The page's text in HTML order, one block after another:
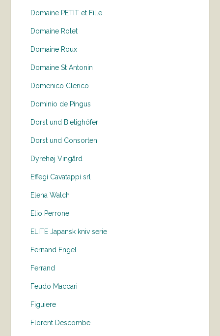
Domaine PETIT et Fille
Domaine Rolet
Domaine Roux
Domaine St Antonin
Domenico Clerico
Dominio de Pingus
Dorst und Bietighöfer
Dorst und Consorten
Dyrehøj Vingård
Effegi Cavatappi srl
Elena Walch
Elio Perrone
ELITE Japansk kniv serie
Fernand Engel
Ferrand
Feudo Maccari
Figuiere
Florent Descombe